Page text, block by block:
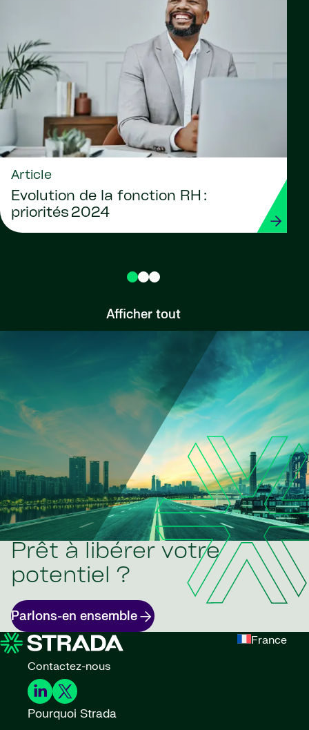
Article
Évolution de la fonction RH :
priorités 2024
Afficher tout
Prêt à libérer votre
potentiel ?
Parlons-en ensemble
France
Contactez-nous
Pourquoi Strada